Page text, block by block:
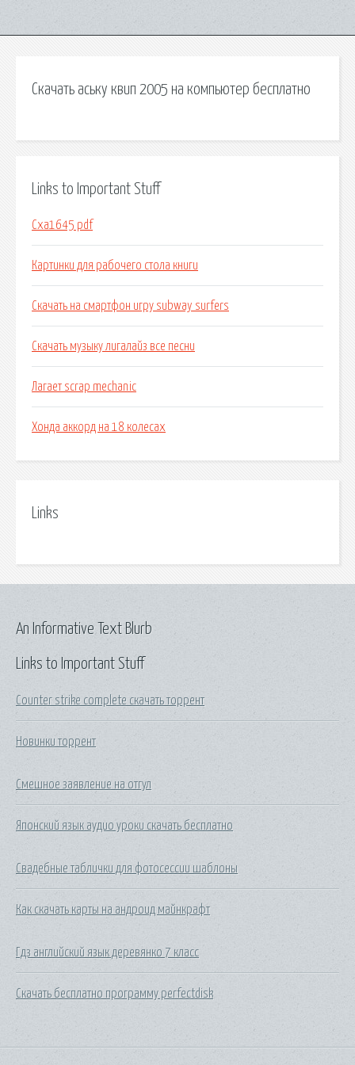
Скачать аську квип 2005 на компьютер бесплатно
Links to Important Stuff
Cxa1645 pdf
Картинки для рабочего стола книги
Скачать на смартфон игру subway surfers
Скачать музыку лигалайз все песни
Лагает scrap mechanic
Хонда аккорд на 18 колесах
Links
Links to Important Stuff
Counter strike complete скачать торрент
Новинки торрент
Смешное заявление на отгул
Японский язык аудио уроки скачать бесплатно
Свадебные таблички для фотосессии шаблоны
Как скачать карты на андроид майнкрафт
Гдз английский язык деревянко 7 класс
Скачать бесплатно программу perfectdisk
An Informative Text Blurb